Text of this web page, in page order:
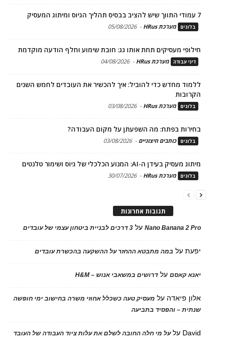
7 עמודי התווך שיש להציב בבסיס תהליך הגיוס ומיתוג המעסיק
בלוגים מערכת HRus -
05/08/2026
חילופי מעסיקים תחת אותו גג: חובת שימוע וחלף הודעה מוקדמת
דיני עבודה מערכת HRus -
04/08/2026
ללמוד מחדש כדי להוביל: איך להכשיר את העובדים לחמש השנים
הקרובות
בלוגים מערכת HRus -
03/08/2026
בחירות בפתח: מה השפעתן על מקום העבודה?
בלוגים כותבים חיצוניים -
03/08/2026
מיתוג מעסיק בעידן ה-AI: המנוע הכלכלי של גיוס ושימור טלנטים
בלוגים מערכת HRus -
30/07/2026
תגובות אחרונות
Nano Banana 2 Proעל 3 דרכים לבניית ביטחון עצמי של עובדים
יפעתעל במה מתבטא ההחזר על ההשקעה בהכשרת עובדים
יאנא קאסםעלדרושים במשאבי אנוש – H&M
אלון פיאדה על מעסיק טעה כשכלל אחוזי משרה בחישוב ימי חופשה
שנתית – והפסיד בתביעה
David עלעל מי חלה החובה לשלם את עלות ציוד העבודה של העובד